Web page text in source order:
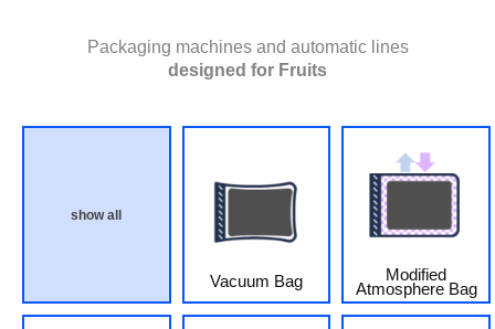
Packaging machines and automatic lines
designed for Fruits
show all
Vacuum Bag Modified
Atmosphere Bag